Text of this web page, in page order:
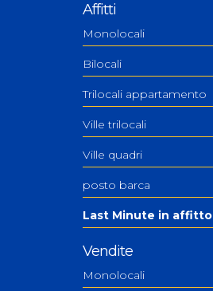
Affitti
Monolocali
Bilocali
Trilocali appartamento
Ville trilocali
Ville quadri
posto barca
Last Minute in affitto
Vendite
Monolocali